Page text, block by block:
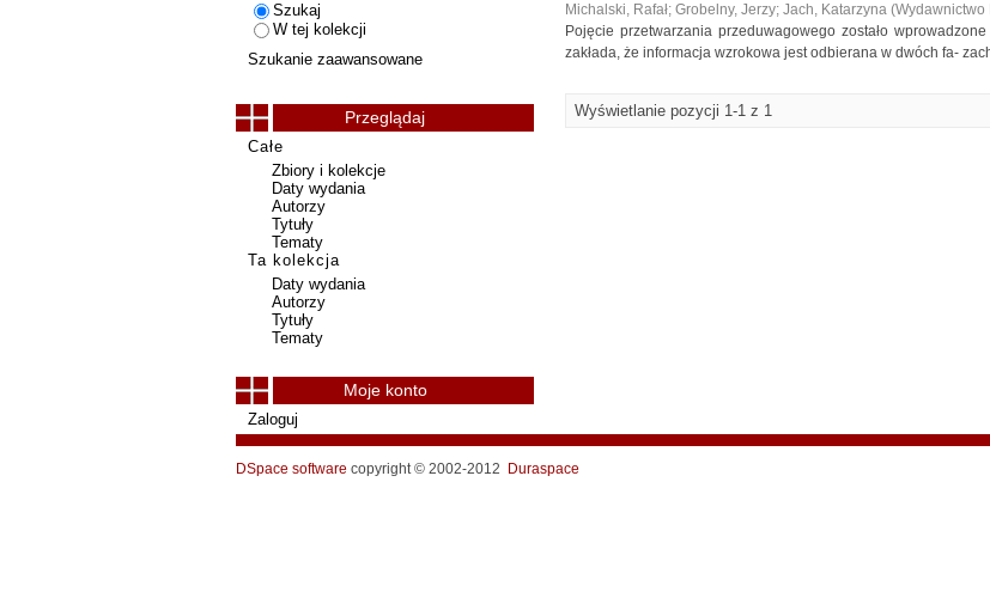
Michalski, Rafał; Grobelny, Jerzy; Jach, Katarzyna (Wydawnictwo
Pojęcie przetwarzania przeduwagowego zostało
zakłada, że informacja wzrokowa jest odbierana w dwóch fa-
Wyświetlanie pozycji 1-1 z 1
Szukaj
W tej kolekcji
Szukanie zaawansowane
Przeglądaj
Całe
Zbiory i kolekcje
Daty wydania
Autorzy
Tytuły
Tematy
Ta kolekcja
Daty wydania
Autorzy
Tytuły
Tematy
Moje konto
Zaloguj
DSpace software copyright © 2002-2012 Duraspace